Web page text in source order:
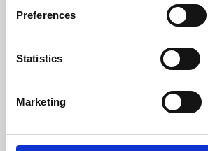
Preferences
Statistics
Marketing
Rendimento
96 %
Potenza
nominale
10 kW